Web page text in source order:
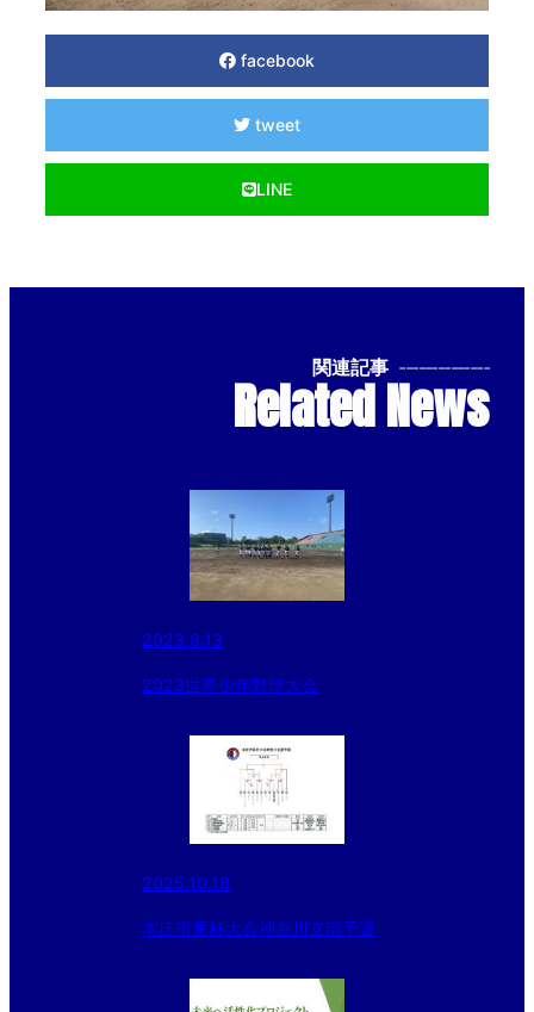
facebook
tweet
LINE
関連記事 --------------
Related News
2023.8.13
2023世界少年野球大会
2025.10.18
本庄市長杯大会神奈川支部予選